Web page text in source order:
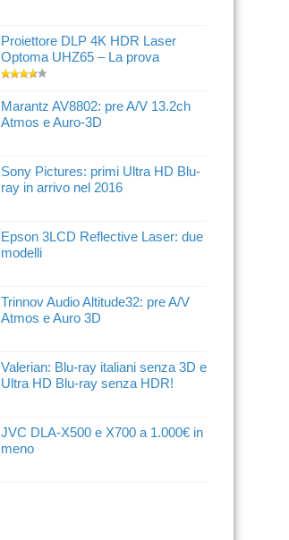
Proiettore DLP 4K HDR Laser
Optoma UHZ65 – La prova
Marantz AV8802: pre A/V 13.2ch
Atmos e Auro-3D
Sony Pictures: primi Ultra HD Blu-
ray in arrivo nel 2016
Epson 3LCD Reflective Laser: due
modelli
Trinnov Audio Altitude32: pre A/V
Atmos e Auro 3D
Valerian: Blu-ray italiani senza 3D e
Ultra HD Blu-ray senza HDR!
JVC DLA-X500 e X700 a 1.000€ in
meno